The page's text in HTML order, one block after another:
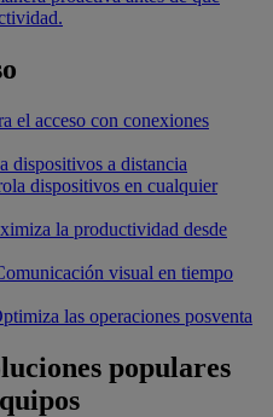
el acceso con conexiones
dispositivos a distancia
dispositivos en cualquier
la productividad desde
visual en tiempo
las operaciones posventa
populares